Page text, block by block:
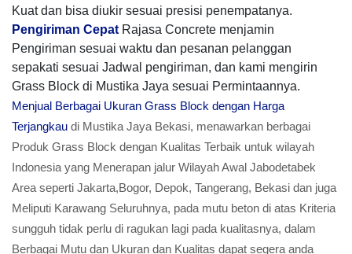
Kuat dan bisa diukir sesuai presisi penempatanya.
Pengiriman Cepat Rajasa Concrete menjamin
Pengiriman sesuai waktu dan pesanan pelanggan
sepakati sesuai Jadwal pengiriman, dan kami mengirin
Grass Block di Mustika Jaya sesuai Permintaannya.
Menjual Berbagai Ukuran Grass Block dengan Harga
Terjangkau di Mustika Jaya Bekasi, menawarkan berbagai
Produk Grass Block dengan Kualitas Terbaik untuk wilayah
Indonesia yang Menerapan jalur Wilayah Awal Jabodetabek
Area seperti Jakarta,Bogor, Depok, Tangerang, Bekasi dan juga
Meliputi Karawang Seluruhnya, pada mutu beton di atas Kriteria
sungguh tidak perlu di ragukan lagi pada kualitasnya, dalam
Berbagai Mutu dan Ukuran dan Kualitas dapat segera anda